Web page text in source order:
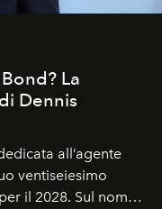
La
Dennis
all’agente
ventiseiesimo
il 2028. Sul nome